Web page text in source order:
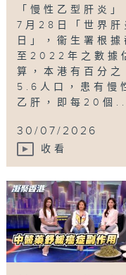
「慢性乙型肝炎」
7月28日「世界肝
日」，衞生署根據
至2022年之數據
算，本港有百分之
5.6人口，患有慢
乙肝，即每20個
30/07/2026
收看